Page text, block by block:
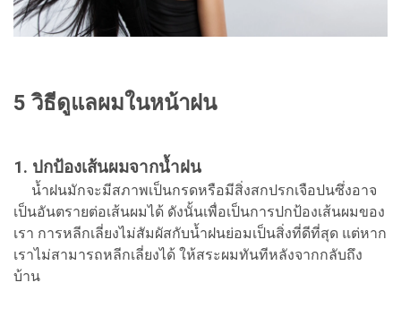
5 วิธีดูแลผมในหน้าฝน
1. ปกป้องเส้นผมจากน้ำฝน
น้ำฝนมักจะมีสภาพเป็นกรดหรือมีสิ่งสกปรกเจือปนซึ่งอาจ
เป็นอันตรายต่อเส้นผมได้ ดังนั้นเพื่อเป็นการปกป้องเส้นผมของ
เรา การหลีกเลี่ยงไม่สัมผัสกับน้ำฝนย่อมเป็นสิ่งที่ดีที่สุด แต่หาก
เราไม่สามารถหลีกเลี่ยงได้ ให้สระผมทันทีหลังจากกลับถึง
บ้าน